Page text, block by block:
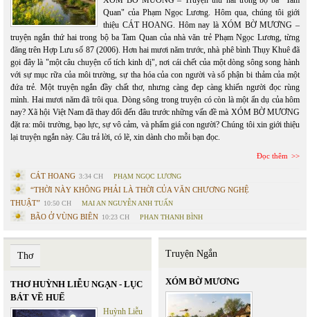
Quan" của Phạm Ngọc Lương. Hôm qua, chúng tôi giới
thiệu CÁT HOANG. Hôm nay là XÓM BỜ MƯƠNG –
truyện ngắn thứ hai trong bộ ba Tam Quan của nhà văn trẻ Phạm Ngọc Lương, từng
đăng trên Hợp Lưu số 87 (2006). Hơn hai mươi năm trước, nhà phê bình Thụy Khuê đã
gọi đây là "một câu chuyện cổ tích kinh dị", nơi cái chết của một dòng sông song hành
với sự mục rữa của môi trường, sự tha hóa của con người và số phận bi thảm của một
đứa trẻ. Một truyện ngắn đầy chất thơ, nhưng càng đẹp càng khiến người đọc rùng
mình. Hai mươi năm đã trôi qua. Dòng sông trong truyện có còn là một ẩn dụ của hôm
nay? Xã hội Việt Nam đã thay đổi đến đâu trước những vấn đề mà XÓM BỜ MƯƠNG
đặt ra: môi trường, bạo lực, sự vô cảm, và phẩm giá con người? Chúng tôi xin giới thiệu
lại truyện ngắn này. Câu trả lời, có lẽ, xin dành cho mỗi bạn đọc.
Đọc thêm
CÁT HOANG 3:34 CH PHẠM NGỌC LƯƠNG
“THỜI NÀY KHÔNG PHẢI LÀ THỜI CỦA VĂN CHƯƠNG NGHỆ
THUẬT” 10:50 CH MAI AN NGUYỄN ANH TUẤN
BÃO Ở VÙNG BIÊN 10:23 CH PHAN THANH BÌNH
Thơ
THƠ HUỲNH LIỄU NGẠN - LỤC
BÁT VỀ HUẾ
Huỳnh Liễu
Truyện Ngắn
XÓM BỜ MƯƠNG